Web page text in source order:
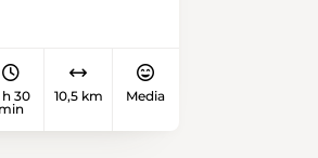
und
Teil des
ein
h 30
min
10,5 km Media